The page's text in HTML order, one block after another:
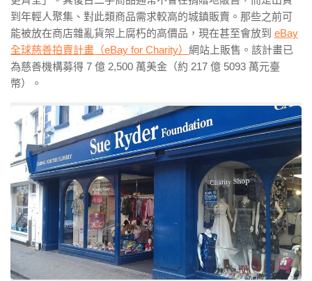
到年輕人聚集、對此類商品需求較高的城鎮販賣。那些之前可
能被放在商店雜亂貨架上腐朽的高價品，現在甚至會放到 eBay
全球慈善拍賣計畫（eBay for Charity） 網站上販售。該計畫已
為慈善機構募得 7 億 2,500 萬美金（約 217 億 5093 萬元臺
幣）。